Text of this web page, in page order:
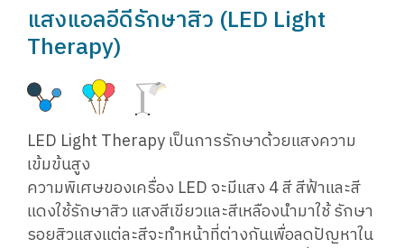
แสงแอลอีดีรักษาสิว (LED Light
Therapy)
LED Light Therapy เป็นการรักษาด้วยแสงความ
เข้มข้นสูง
ความพิเศษของเครื่อง LED จะมีแสง 4 สี สีฟ้าและสี
แดงใช้รักษาสิว แสงสีเขียวและสีเหลืองนำมาใช้ รักษา
รอยสิวแสงแต่ละสีจะทำหน้าที่ต่างกันเพื่อลดปัญหาใน